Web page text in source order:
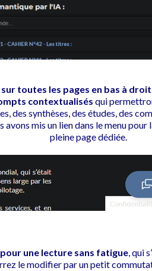
sur toutes les pages en bas à
contextualisés qui
des synthèses, des études, des
avons mis un lien dans le menu
pleine page dédiée.
une lecture sans fatigue, qui
le modifier par un petit